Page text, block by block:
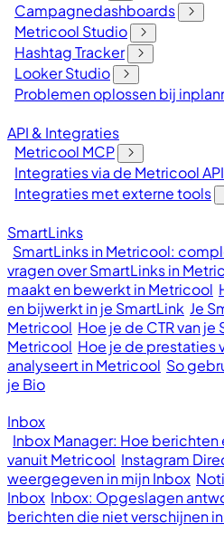
Campagnedashboards
Metricool Studio
Hashtag Tracker
Looker Studio
Problemen oplossen bij
API & Integraties
Metricool MCP
Integraties via de Metricool API
Integraties met externe tools
SmartLinks
SmartLinks in Metricool:
vragen over SmartLinks in
maakt en bewerkt in Metricool
en bijwerkt in je SmartLink Je
Metricool Hoe je de CTR van
Metricool Hoe je de prestaties
analyseert in Metricool So
je Bio
Inbox
Inbox Manager: Hoe
vanuit Metricool Instagram
weergegeven in mijn Inbox
Inbox Inbox: Opgeslagen
berichten die niet verschijnen